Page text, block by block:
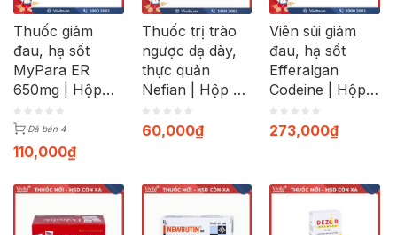
Thuốc giảm
đau, hạ sốt
MyPara ER
650mg | Hộp
100 viên
Đã bán 4
110,000₫
Thuốc trị trào
ngược dạ dày,
thực quản
Nefian | Hộp 30
viên
60,000₫
Viên sủi giảm
đau, hạ sốt
Efferalgan
Codeine | Hộp
40 viên
273,000₫